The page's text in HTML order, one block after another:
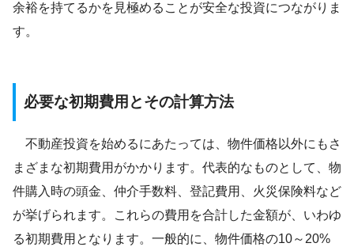
余裕を持てるかを見極めることが安全な投資につながりま
す。
必要な初期費用とその計算方法
不動産投資を始めるにあたっては、物件価格以外にもさ
まざまな初期費用がかかります。代表的なものとして、物
件購入時の頭金、仲介手数料、登記費用、火災保険料など
が挙げられます。これらの費用を合計した金額が、いわゆ
る初期費用となります。一般的に、物件価格の10～20%